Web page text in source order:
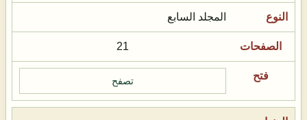
المجلد السابع
21
تصفح